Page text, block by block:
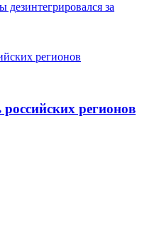
за
регионов